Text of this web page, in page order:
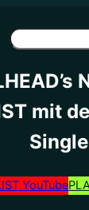
Suchen
mit
YouTube